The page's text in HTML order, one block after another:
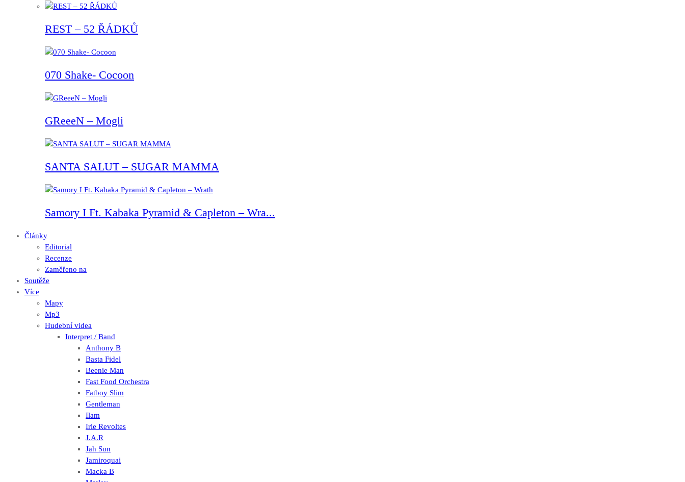
REST – 52 ŘÁDKŮ
070 Shake- Cocoon
GReeeN – Mogli
SANTA SALUT – SUGAR MAMMA
Samory I Ft. Kabaka Pyramid & Capleton – Wra...
Články
Editorial
Recenze
Zaměřeno na
Soutěže
Více
Mapy
Mp3
Hudební videa
Interpret / Band
Anthony B
Basta Fidel
Beenie Man
Fast Food Orchestra
Fatboy Slim
Gentleman
Ilam
Irie Revoltes
J.A.R
Jah Sun
Jamiroquai
Macka B